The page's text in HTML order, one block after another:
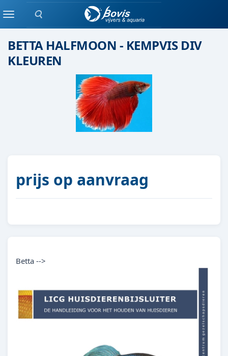
Zoeken
MenuEenlingen / Paren vis
BETTA HALFMOON - KEMPVIS DIV
KLEUREN
prijs op aanvraag
Betta -->